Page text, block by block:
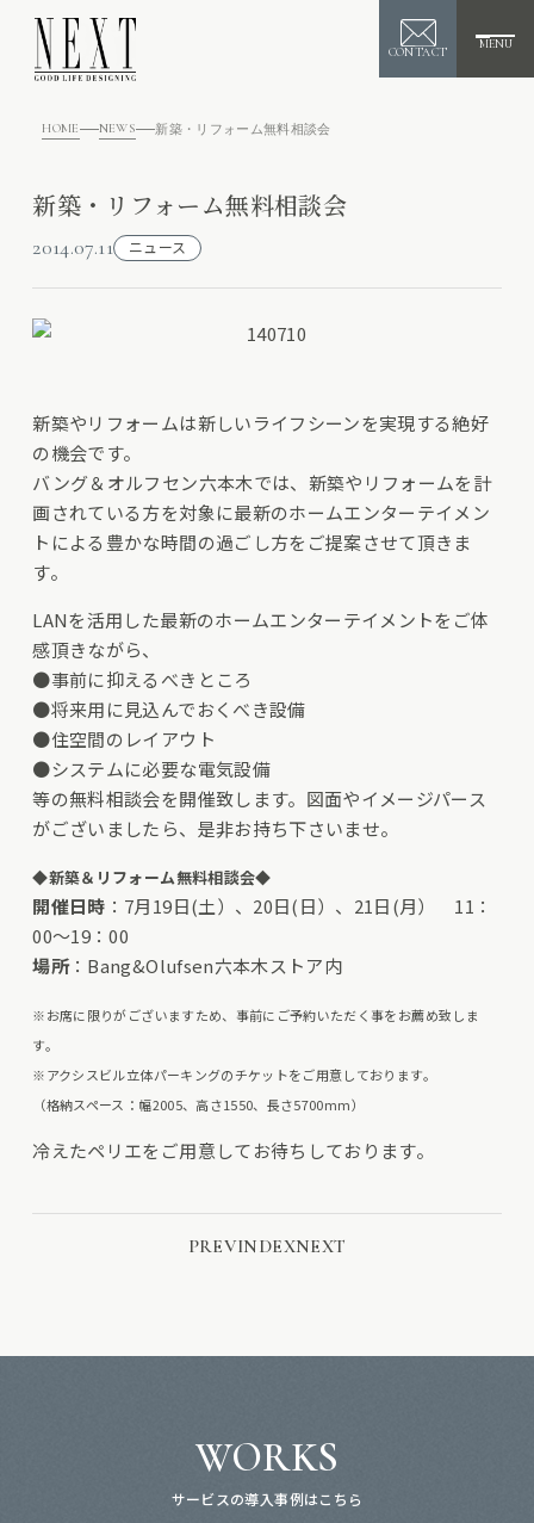
CONTACT
MENU
HOME NEWS 新築・リフォーム無料相談会
新築・リフォーム無料相談会
2014.07.11 ニュース
新築やリフォームは新しいライフシーンを実現する絶好
の機会です。
バング＆オルフセン六本木では、新築やリフォームを計
画されている方を対象に最新のホームエンターテイメン
トによる豊かな時間の過ごし方をご提案させて頂きま
す。
LANを活用した最新のホームエンターテイメントをご体
感頂きながら、
●事前に抑えるべきところ
●将来用に見込んでおくべき設備
●住空間のレイアウト
●システムに必要な電気設備
等の無料相談会を開催致します。図面やイメージパース
がございましたら、是非お持ち下さいませ。
◆新築＆リフォーム無料相談会◆
開催日時 ：7月19日(土）、20日(日）、21日(月） 11：
00～19：00
場所：Bang&Olufsen六本木ストア内
※お席に限りがございますため、事前にご予約いただく事をお薦め致しま
す。
※アクシスビル立体パーキングのチケットをご用意しております。
（格納スペース：幅2005、高さ1550、長さ5700mm）
冷えたペリエをご用意してお待ちしております。
PREVINDEXNEXT
WORKS
サービスの導入事例はこちら